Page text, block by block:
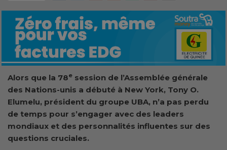
Alors que la 78e session de l’Assemblée générale
des Nations-unis a débuté à New York, Tony O.
Elumelu, président du groupe UBA, n’a pas perdu
de temps pour s’engager avec des leaders
mondiaux et des personnalités influentes sur des
questions cruciales.